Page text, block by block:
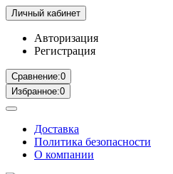
Личный кабинет
Авторизация
Регистрация
Сравнение:0
Избранное:0
Доставка
Политика безопасности
О компании